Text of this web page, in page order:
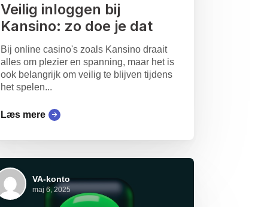
Veilig inloggen bij
Kansino: zo doe je dat
Bij online casino's zoals Kansino draait
alles om plezier en spanning, maar het is
ook belangrijk om veilig te blijven tijdens
het spelen...
Læs mere
VA-konto
maj 6, 2025